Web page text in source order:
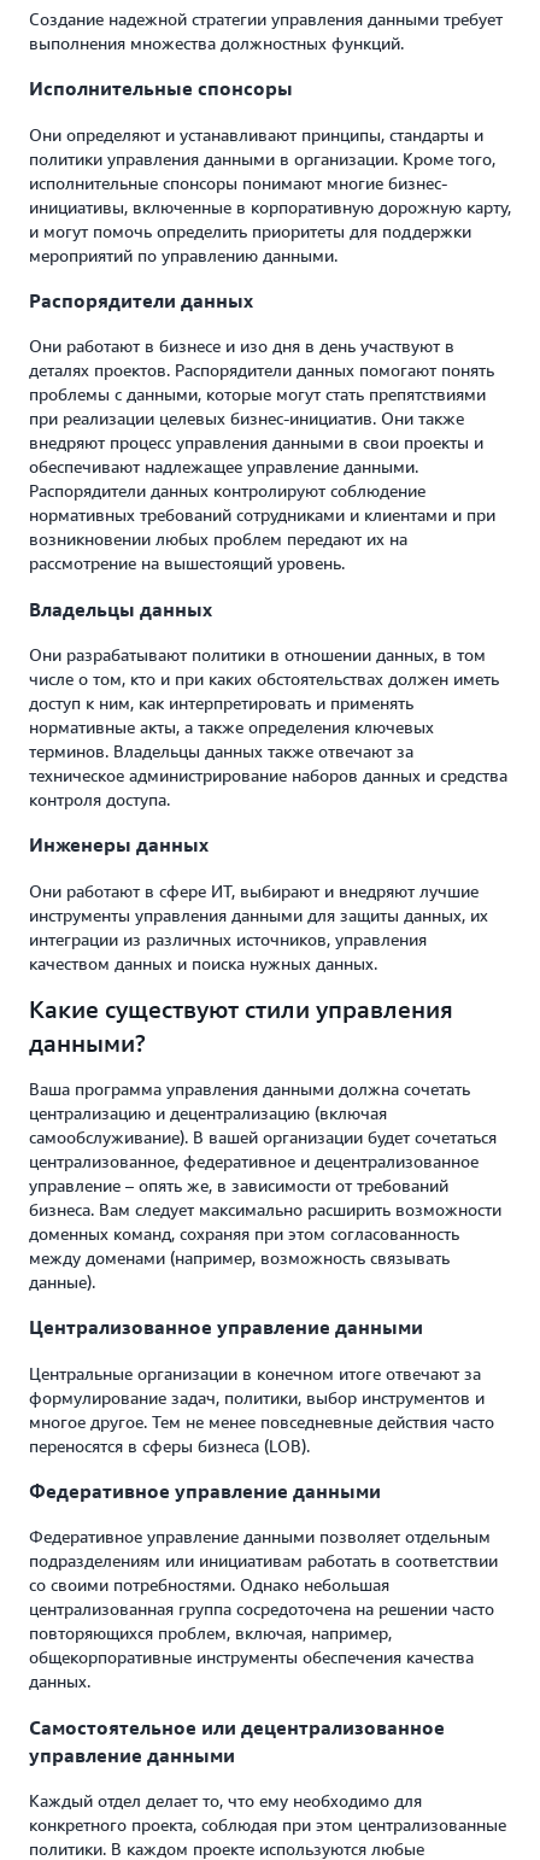
Создание надежной стратегии управления данными требует
выполнения множества должностных функций.
Исполнительные спонсоры
Они определяют и устанавливают принципы, стандарты и
политики управления данными в организации. Кроме того,
исполнительные спонсоры понимают многие бизнес-
инициативы, включенные в корпоративную дорожную карту,
и могут помочь определить приоритеты для поддержки
мероприятий по управлению данными.
Распорядители данных
Они работают в бизнесе и изо дня в день участвуют в
деталях проектов. Распорядители данных помогают понять
проблемы с данными, которые могут стать препятствиями
при реализации целевых бизнес-инициатив. Они также
внедряют процесс управления данными в свои проекты и
обеспечивают надлежащее управление данными.
Распорядители данных контролируют соблюдение
нормативных требований сотрудниками и клиентами и при
возникновении любых проблем передают их на
рассмотрение на вышестоящий уровень.
Владельцы данных
Они разрабатывают политики в отношении данных, в том
числе о том, кто и при каких обстоятельствах должен иметь
доступ к ним, как интерпретировать и применять
нормативные акты, а также определения ключевых
терминов. Владельцы данных также отвечают за
техническое администрирование наборов данных и средства
контроля доступа.
Инженеры данных
Они работают в сфере ИТ, выбирают и внедряют лучшие
инструменты управления данными для защиты данных, их
интеграции из различных источников, управления
качеством данных и поиска нужных данных.
Какие существуют стили управления
данными?
Ваша программа управления данными должна сочетать
централизацию и децентрализацию (включая
самообслуживание). В вашей организации будет сочетаться
централизованное, федеративное и децентрализованное
управление – опять же, в зависимости от требований
бизнеса. Вам следует максимально расширить возможности
доменных команд, сохраняя при этом согласованность
между доменами (например, возможность связывать
данные).
Централизованное управление данными
Центральные организации в конечном итоге отвечают за
формулирование задач, политики, выбор инструментов и
многое другое. Тем не менее повседневные действия часто
переносятся в сферы бизнеса (LOB).
Федеративное управление данными
Федеративное управление данными позволяет отдельным
подразделениям или инициативам работать в соответствии
со своими потребностями. Однако небольшая
централизованная группа сосредоточена на решении часто
повторяющихся проблем, включая, например,
общекорпоративные инструменты обеспечения качества
данных.
Самостоятельное или децентрализованное
управление данными
Каждый отдел делает то, что ему необходимо для
конкретного проекта, соблюдая при этом централизованные
политики. В каждом проекте используются любые